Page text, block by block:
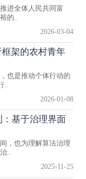
进全体人民共同富
的..
2026-03-04
架的农村青年
也是推动个体行动的
..
2026-01-08
基于治理界面
，也为理解算法治理
..
2025-11-25